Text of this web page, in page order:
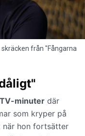
från "Fångarna
minuter där
som kryper på
när hon fortsätter